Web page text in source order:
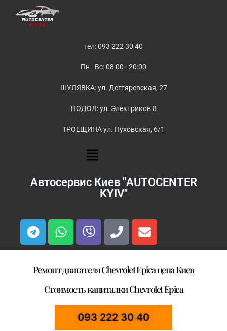
тел: 093 222 30 40
Пн - Вс: 08:00 - 20:00
ШУЛЯВКА: ул. Дегтяревская, 27
ПОДОЛ: ул. Электриков 8
ТРОЕЩИНА ул. Пуховская, 6/1
Автосервис Киев "AUTOCENTER
KYIV"
Ремонт двигателя Chevrolet Epica цена Киев
Стоимость капиталки Chevrolet Epica
093 222 30 40